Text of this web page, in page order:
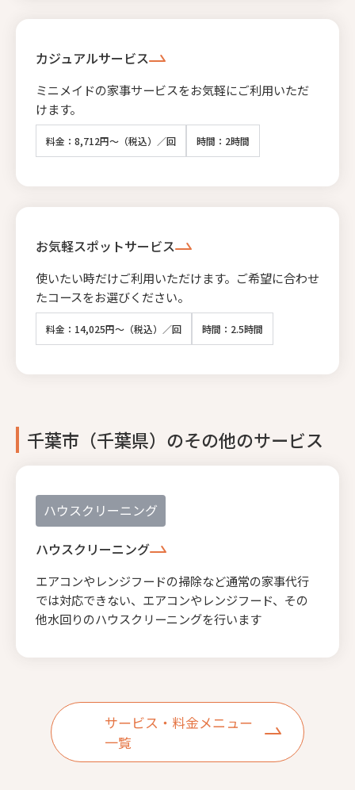
カジュアルサービス
ミニメイドの家事サービスをお気軽にご利用いただ
けます。
料金：8,712円～（税込）／回 時間：2時間
お気軽スポットサービス
使いたい時だけご利用いただけます。ご希望に合わせ
たコースをお選びください。
料金：14,025円～（税込）／回 時間：2.5時間
千葉市（千葉県）のその他のサービス
ハウスクリーニング
ハウスクリーニング
エアコンやレンジフードの掃除など通常の家事代行
では対応できない、エアコンやレンジフード、その
他水回りのハウスクリーニングを行います
サービス・料金メニュー
一覧